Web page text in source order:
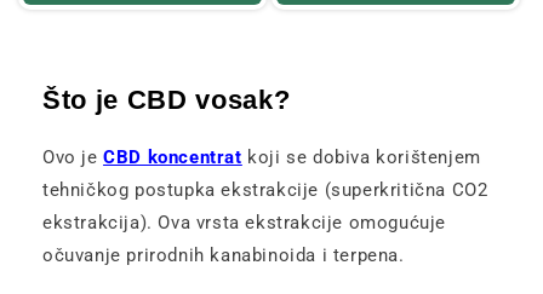
Što je CBD vosak?
Ovo jeCBD koncentrat koji se dobiva korištenjem
tehničkog postupka ekstrakcije (superkritična CO2
ekstrakcija). Ova vrsta ekstrakcije omogućuje
očuvanje prirodnih kanabinoida i terpena.